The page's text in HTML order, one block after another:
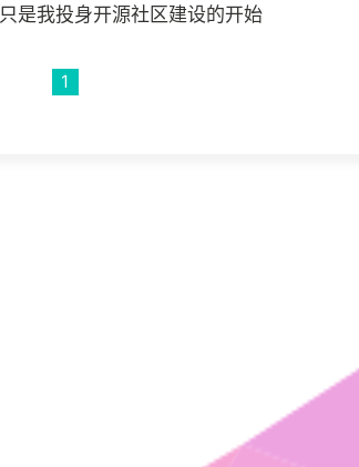
是我投身开源社区建设的开始
1